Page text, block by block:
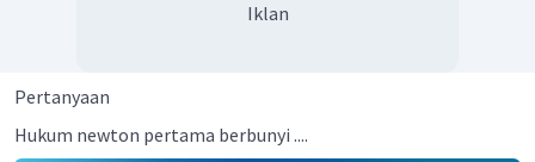
Iklan
Pertanyaan
Hukum newton pertama berbunyi ....